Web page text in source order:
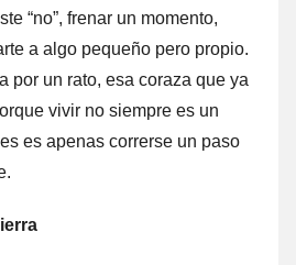
“no”, frenar un momento,
a algo pequeño pero propio.
por un rato, esa coraza que ya
vivir no siempre es un
es apenas correrse un paso